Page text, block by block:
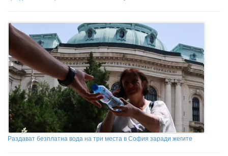
Раздават безплатна вода на три места в София заради жегите